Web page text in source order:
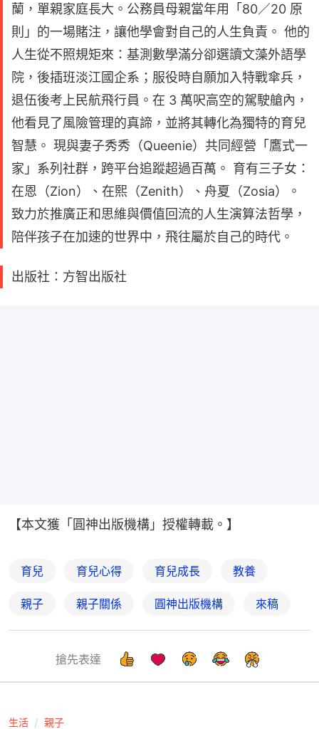
蘭，單親家庭長大。公務員母親當年用「80／20 原
則」的一場賭注，讓他學會對自己的人生負責。 他的
人生從不照規矩來：基測數學滿分卻選讀文藻外語學
院，後插班淡江國企系；服役時自願加入特戰傘兵，
退伍後考上民航飛行員。在 3 萬呎高空的駕駛艙內，
他看見了風險管理的真諦，並將其轉化為獨特的育兒
智慧。 現與妻子秀秀（Queenie）共同經營「鷹式一
家」系列社群，跨平台追蹤超過百萬。 育有三子女：
在恩（Zion）、在熙（Zenith）、舟夏（Zosia）。
致力於推廣正和思維與價值回流的人生演算法哲學，
陪伴孩子在加速的世界中，飛往屬於自己的時代。
出版社：方智出版社
【本文獲「圓神出版機構」授權轉載。】
育兒 育兒心得 育兒成長 教養
親子 親子關係 圓神出版機構 來稿
搶先表達
生活 親子